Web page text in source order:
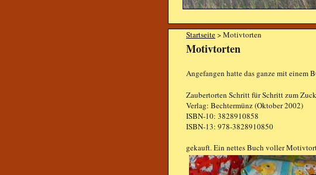
Startseite> Motivtorten
Motivtorten
Angefangen hatte das ganze mit einem
Zaubertorten Schritt für Schritt zum
Verlag: Bechtermünz (Oktober 2002)
ISBN-10: 3828910858
ISBN-13: 978-3828910850
gekauft. Ein nettes Buch voller